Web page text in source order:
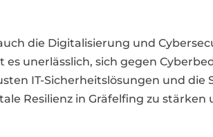
die Digitalisierung und
unerlässlich, sich gegen
IT-Sicherheitslösungen und die
Resilienz in Gräfelfing zu stärken